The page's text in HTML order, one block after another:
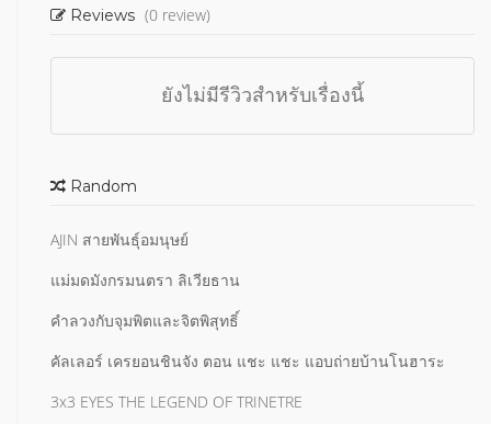
Reviews (0 review)
ยังไม่มีรีวิวสำหรับเรื่องนี้
Random
AJIN สายพันธุ์อมนุษย์
แม่มดมังกรมนตรา ลิเวียธาน
คำลวงกับจุมพิตและจิตพิสุทธิ์
คัลเลอร์ เครยอนชินจัง ตอน แชะ แชะ แอบถ่ายบ้านโนฮาระ
3x3 EYES THE LEGEND OF TRINETRE